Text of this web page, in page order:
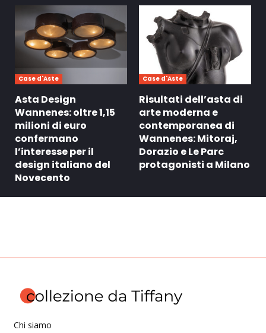
Case d'Aste
Asta Design
Wannenes: oltre 1,15
milioni di euro
confermano
l’interesse per il
design italiano del
Novecento
Case d'Aste
Risultati dell’asta di
arte moderna e
contemporanea di
Wannenes: Mitoraj,
Dorazio e Le Parc
protagonisti a Milano
Chi siamo